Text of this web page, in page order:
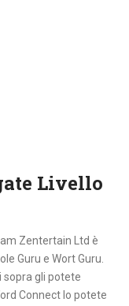
Livello
Zentertain Ltd è
Guru e Wort Guru.
sopra gli potete
Connect lo potete